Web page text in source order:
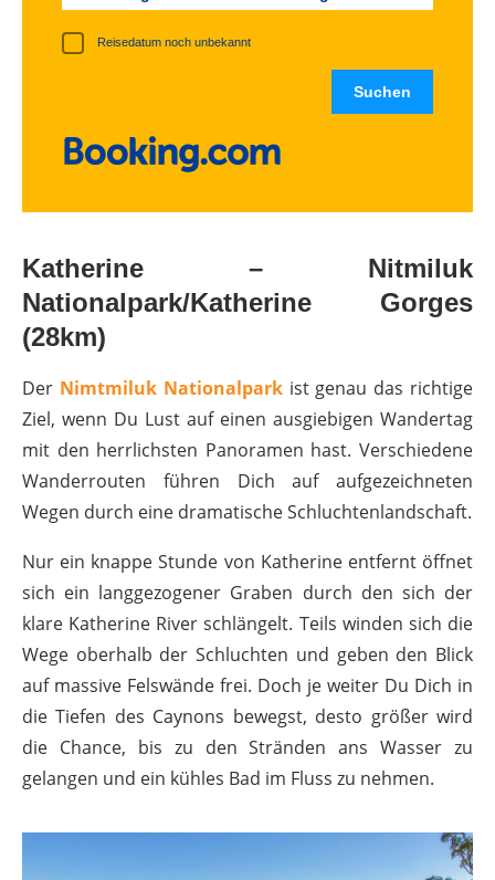
Reisedatum noch unbekannt
Katherine – Nitmiluk
Nationalpark/Katherine Gorges
(28km)
Der Nimtmiluk Nationalparkist genau das richtige
Ziel, wenn Du Lust auf einen ausgiebigen Wandertag
mit den herrlichsten Panoramen hast. Verschiedene
Wanderrouten führen Dich auf aufgezeichneten
Wegen durch eine dramatische Schluchtenlandschaft.
Nur ein knappe Stunde von Katherine entfernt öffnet
sich ein langgezogener Graben durch den sich der
klare Katherine River schlängelt. Teils winden sich die
Wege oberhalb der Schluchten und geben den Blick
auf massive Felswände frei. Doch je weiter Du Dich in
die Tiefen des Caynons bewegst, desto größer wird
die Chance, bis zu den Stränden ans Wasser zu
gelangen und ein kühles Bad im Fluss zu nehmen.